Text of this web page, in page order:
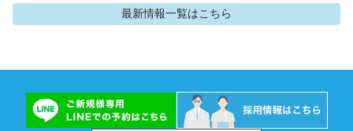
最新情報一覧はこちら